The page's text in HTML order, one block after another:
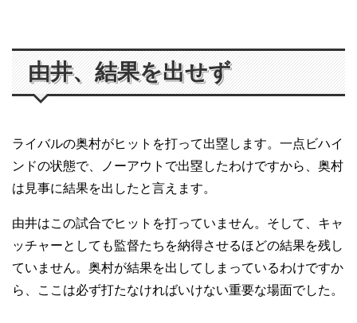
由井、結果を出せず
ライバルの奥村がヒットを打って出塁します。一点ビハイ
ンドの状態で、ノーアウトで出塁したわけですから、奥村
は見事に結果を出したと言えます。
由井はこの試合でヒットを打っていません。そして、キャ
ッチャーとしても監督たちを納得させるほどの結果を残し
ていません。奥村が結果を出してしまっているわけですか
ら、ここは必ず打たなければいけない重要な場面でした。